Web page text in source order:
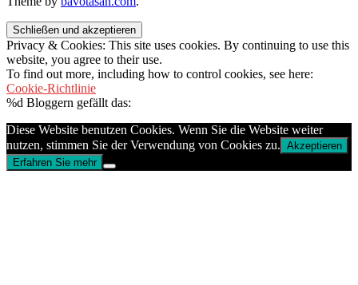
Privacy & Cookies: This site uses cookies. By continuing to use this
website, you agree to their use.
To find out more, including how to control cookies, see here:
Cookie-Richtlinie
%d Bloggern gefällt das:
Diese Website benutzen Cookies. Wenn Sie die Website weiter
nutzen, stimmen Sie der Verwendung von Cookies zu. Akzeptieren
Erfahren Sie mehr